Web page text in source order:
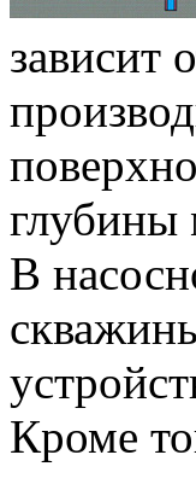
зависит
глубины
В
Кроме